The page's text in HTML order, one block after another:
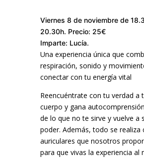
Viernes 8 de noviembre de
20.30h. Precio: 25€
Imparte: Lucía.
Una experiencia única que
respiración, sonido y
conectar con tu energía vital
Reencuéntrate con tu verdad a
cuerpo y gana
de lo que no te sirve y vuelve a
poder. Además, todo se realiza
auriculares que nosotros
para que vivas la experiencia al